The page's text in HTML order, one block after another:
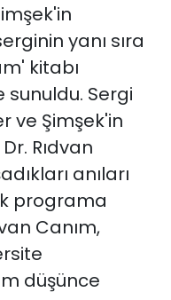
yanı sıra
kitabı
sunuldu. Sergi
ve Şimşek'in
Rıdvan
anıları
programa
Canım,
düşünce